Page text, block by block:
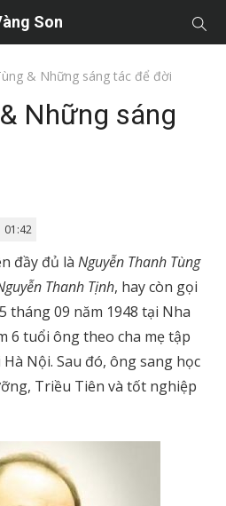
Son
& Những sáng tác để đời
Những sáng
01:42
đầy đủ là Nguyễn Thanh Tùng
Thanh Tịnh, hay còn gọi
tháng 09 năm 1948 tại Nha
6 tuổi ông theo cha mẹ tập
Nội. Sau đó, ông sang học
Triều Tiên và tốt nghiệp